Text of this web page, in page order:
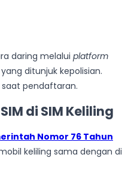
daring melalui platform
ditunjuk kepolisian.
saat pendaftaran.
di SIM Keliling
Nomor 76 Tahun
keliling sama dengan di